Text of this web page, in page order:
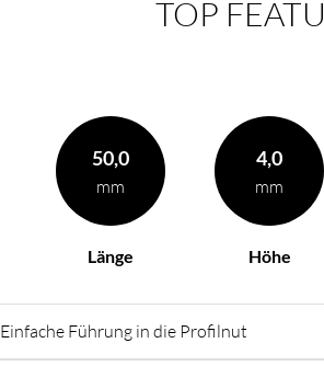
TOP
50,0
mm
Länge
4,0
mm
Höhe
Einfache Führung in die Profilnut